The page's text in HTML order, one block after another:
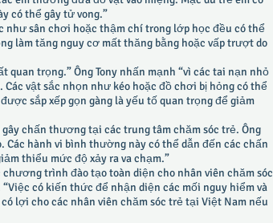
có thể gây tử vong.”
như sân chơi hoặc thậm chí trong lớp học đều có thể
làm tăng nguy cơ mất thăng bằng hoặc vấp trượt do
quan trọng.” Ông Tony nhấn mạnh “vì các tai nạn nhỏ
vật sắc nhọn như kéo hoặc đồ chơi bị hỏng có thể
sắp xếp gọn gàng là yếu tố quan trọng để giảm
chấn thương tại các trung tâm chăm sóc trẻ. Ông
Các hành vi bình thường này có thể dẫn đến các chấn
thiểu mức độ xảy ra va chạm.”
trình đào tạo toàn diện cho nhân viên chăm sóc
có kiến thức để nhận diện các mối nguy hiểm và
lợi cho các nhân viên chăm sóc trẻ tại Việt Nam nếu